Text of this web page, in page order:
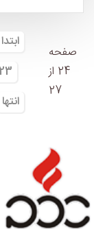
صفحه
24 از
27
ابتدا
انتها